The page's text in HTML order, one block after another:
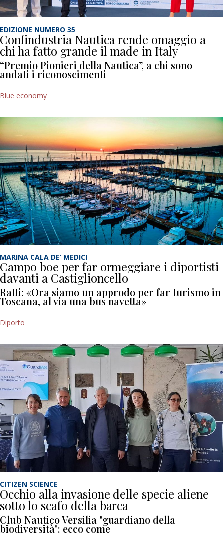
EDIZIONE NUMERO 35
Confindustria Nautica rende omaggio a
chi ha fatto grande il made in Italy
“Premio Pionieri della Nautica”, a chi sono
andati i riconoscimenti
Blue economy
MARINA CALA DE’ MEDICI
Campo boe per far ormeggiare i diportisti
davanti a Castiglioncello
Ratti: «Ora siamo un approdo per far turismo in
Toscana, al via una bus navetta»
Diporto
CITIZEN SCIENCE
Occhio alla invasione delle specie aliene
sotto lo scafo della barca
Club Nautico Versilia "guardiano della
biodiversità": ecco come